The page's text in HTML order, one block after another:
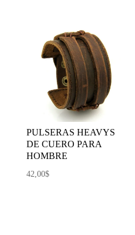
PULSERAS HEAVYS
DE CUERO PARA
HOMBRE
42,00$